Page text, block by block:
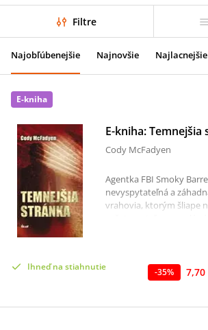
Filtre
Najobľúbenejšie Najnovšie Najlacnejšie
E-kniha
E-kniha: Temnejšia
Cody McFadyen
Agentka FBI Smoky
nevyspytateľná a
vrahovia, ktorým šliape
ďalšie prekvapenia
Agentka Smoky čoskoro
stojí sériový vrah, ktorý
tajomstvami. A nie sú to
Ihneď na stiahnutie -35% 7,70